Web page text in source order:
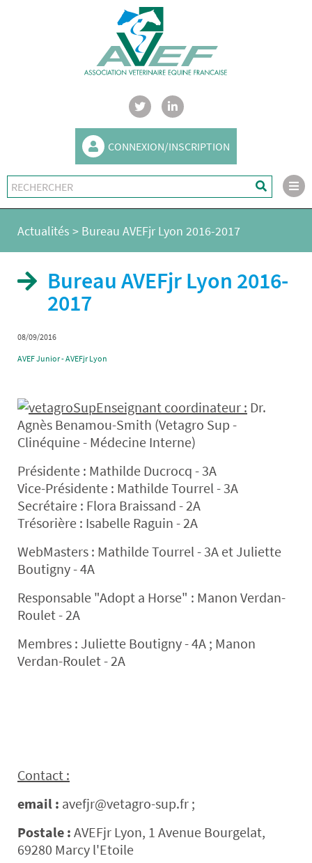
CONNEXION/INSCRIPTION
Actualités > Bureau AVEFjr Lyon 2016-2017
Bureau AVEFjr Lyon 2016-
2017
08/09/2016
AVEF Junior - AVEFjr Lyon
Enseignant coordinateur : Dr.
Agnès Benamou-Smith (Vetagro Sup -
Clinéquine - Médecine Interne)
Présidente : Mathilde Ducrocq - 3A
Vice-Présidente : Mathilde Tourrel - 3A
Secrétaire : Flora Braissand - 2A
Trésorière : Isabelle Raguin - 2A
WebMasters : Mathilde Tourrel - 3A et Juliette
Boutigny - 4A
Responsable "Adopt a Horse" : Manon Verdan-
Roulet - 2A
Membres : Juliette Boutigny - 4A ; Manon
Verdan-Roulet - 2A
Contact :
email : avefjr@vetagro-sup.fr ;
Postale : AVEFjr Lyon, 1 Avenue Bourgelat,
69280 Marcy l'Etoile